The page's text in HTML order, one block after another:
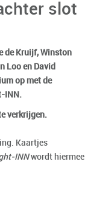
slot
de Kruijf, Winston
Loo en David
op met de
INN.
verkrijgen.
Kaartjes
INNwordt hiermee